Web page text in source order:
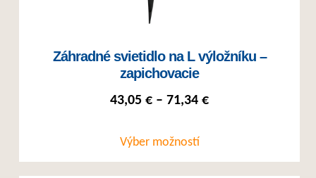
Záhradné svietidlo na L výložníku –
zapichovacie
43,05 € – 71,34 €Price range:
Výber možností